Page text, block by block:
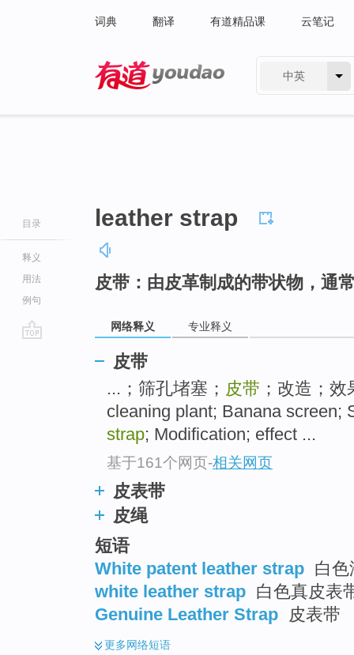
词典 翻译 有道精品课 云笔记
中英
目录
释义
用法
例句
leather strap
皮带：由皮革制成的带状物，通
网络释义 专业释义
皮带
...；筛孔堵塞； 皮带 ；改造；
cleaning plant; Banana screen;
strap; Modification; effect ...
基于161个网页-相关网页
皮表带
皮绳
短语
White patent leather strap 白色
white leather strap 白色真皮表
Genuine Leather Strap 皮表带
更多网络短语